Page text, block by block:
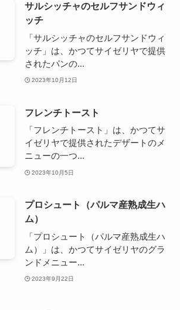
サルシッチャのセルフサンドウィ
ッチ
「サルシッチャのセルフサンドウィ
ッチ」は、かつてサイゼリヤで提供
されたパンの...
2023年10月12日
フレンチトースト
「フレンチトースト」は、かつてサ
イゼリヤで提供されたデザートのメ
ニューの一つ...
2023年10月5日
プロシュート（パルマ産熟成生ハ
ム）
「プロシュート（パルマ産熟成生ハ
ム）」は、かつてサイゼリヤのグラ
ンドメニュー...
2023年9月22日